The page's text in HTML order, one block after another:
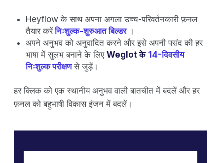
Heyflow के साथ अपना अगला उच्च-परिवर्तनकारी फ़नल
तैयार करें निःशुल्क-शुरुआत बिल्डर।
अपने अनुभव को अनुवादित करने और इसे अपनी पसंद की हर
भाषा में सुलभ बनाने के लिए Weglot के 14-दिवसीय
निःशुल्क परीक्षणसे जुड़ें।
हर क्लिक को एक स्थानीय अनुभव वाली बातचीत में बदलें और हर
फ़नल को बहुभाषी विकास इंजन में बदलें।